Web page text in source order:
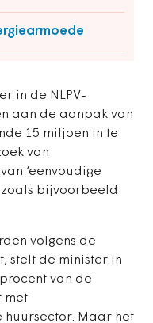
in de NLPV-
aan de aanpak van
15 miljoen in te
van
‘eenvoudige
bijvoorbeeld
volgens de
stelt de minister in
van de
met
Maar het